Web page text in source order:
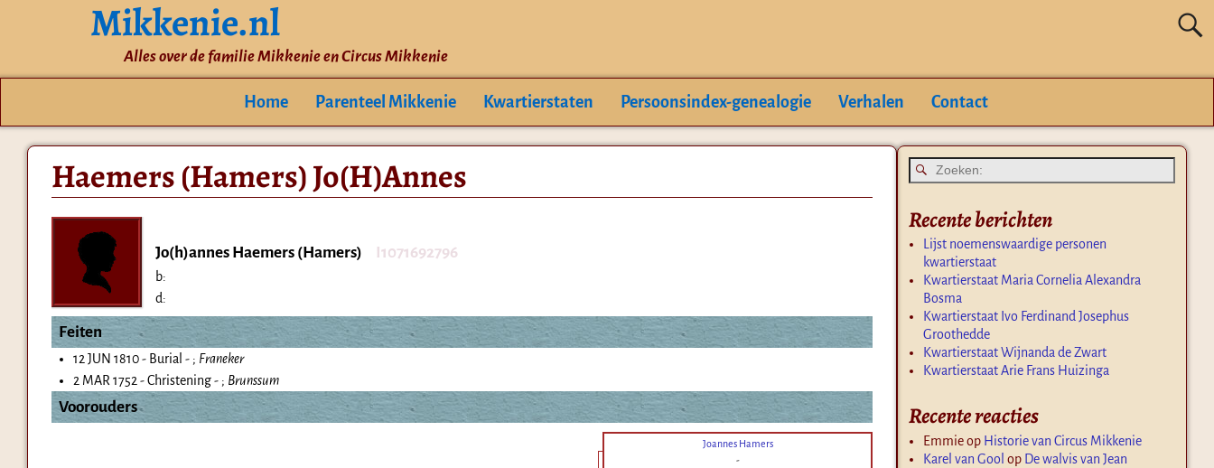
Mikkenie.nl
Alles over de familie Mikkenie en Circus Mikkenie
Home Parenteel Mikkenie Kwartierstaten Persoonsindex-genealogie Verhalen Contact
Haemers (Hamers) Jo(H)Annes
Jo(h)annes Haemers (Hamers) I1071692796
b:
d:
Feiten
12 JUN 1810 - Burial - ; Franeker
2 MAR 1752 - Christening - ; Brunssum
Voorouders
Joannes Hamers
-
Recente berichten
Lijst noemenswaardige personen
kwartierstaat
Kwartierstaat Maria Cornelia Alexandra
Bosma
Kwartierstaat Ivo Ferdinand Josephus
Groothedde
Kwartierstaat Wijnanda de Zwart
Kwartierstaat Arie Frans Huizinga
Recente reacties
Emmieop Historie van Circus Mikkenie
Karel van Gool op De walvis van Jean